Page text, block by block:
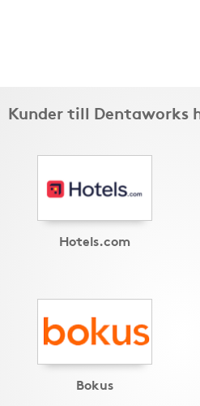
Kunder till Dentaworks
Hotels.com
Bokus